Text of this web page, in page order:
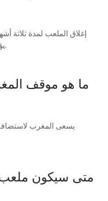
إغلاق الملعب لمدة ثلاثة
يؤثر ماليًا ورياضياً على ريال مدريد.
ما هو موقف
يسعى المغرب لاستضافة
متى سيكون ملعب